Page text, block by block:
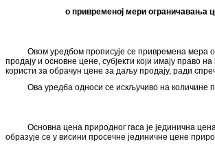
о привремeној мери ограничавања
Овом уредбом прописује се привремена мера
продају и основне цене, субјекти који имају право
користи за обрачун цене за даљу продају, ради
Ова уредба односи се искључиво на количине
Основна цена природног гаса је јединична
образује се у висини просечне јединичне цене